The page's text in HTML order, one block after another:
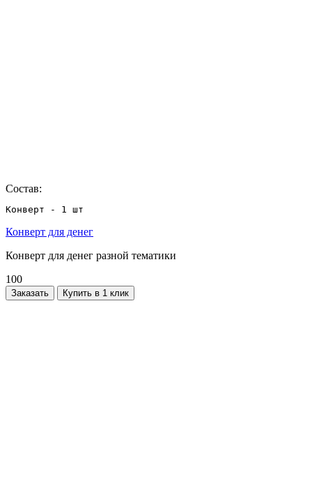
Состав:
Конверт - 1 шт
Конверт для денег
Конверт для денег разной тематики
100
Заказать Купить в 1 клик